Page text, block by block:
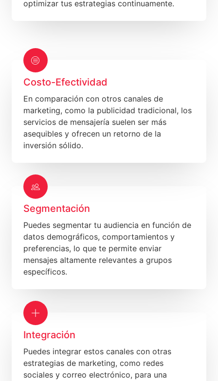
optimizar tus estrategias continuamente.
Costo-Efectividad
En comparación con otros canales de
marketing, como la publicidad tradicional, los
servicios de mensajería suelen ser más
asequibles y ofrecen un retorno de la
inversión sólido.
Segmentación
Puedes segmentar tu audiencia en función de
datos demográficos, comportamientos y
preferencias, lo que te permite enviar
mensajes altamente relevantes a grupos
específicos.
Integración
Puedes integrar estos canales con otras
estrategias de marketing, como redes
sociales y correo electrónico, para una